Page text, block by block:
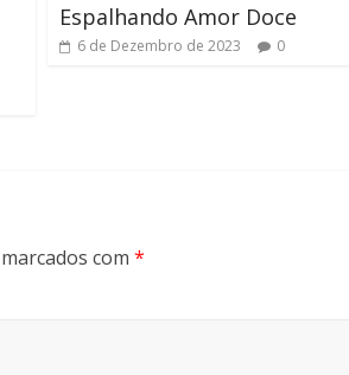
Espalhando Amor Doce
6 de Dezembro de 2023 0
com *